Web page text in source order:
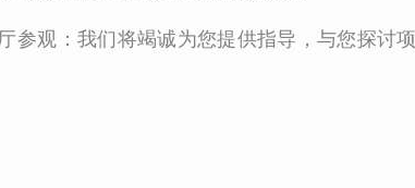
参观：我们将竭诚为您提供指导，与您探讨项